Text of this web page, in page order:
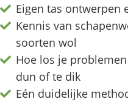
Eigen tas ontwerpen
Kennis van
soorten wol
Hoe los je
dun of te dik
Eén duidelijke